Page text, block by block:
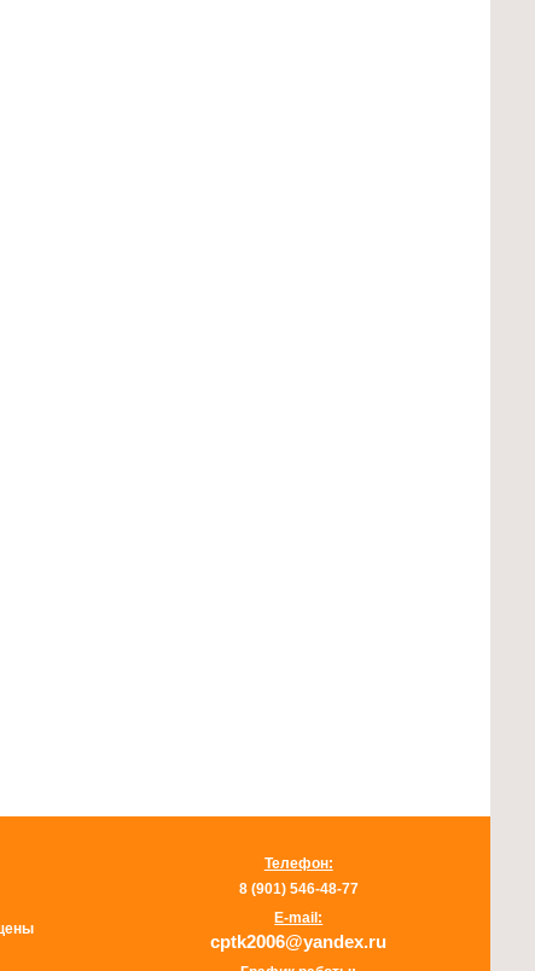
Телефон:
8 (901) 546-48-77
E-mail:
cptk2006@yandex.ru